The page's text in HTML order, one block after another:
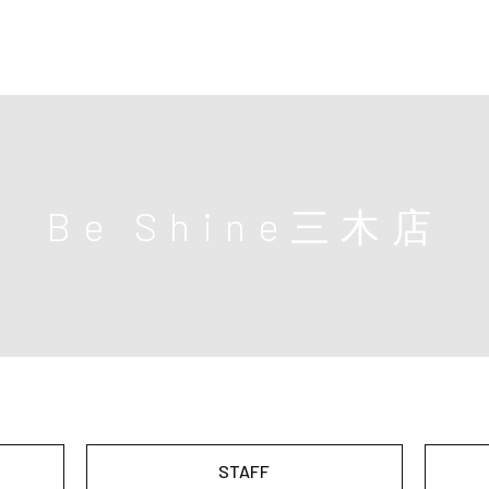
Be Shine 三木店
STAFF